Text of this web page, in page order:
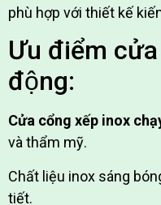
phù hợp với thiết kế
Ưu điểm
động:
Cửa cổng xếp inox
và thẩm mỹ.
Chất liệu inox sáng
tiết.